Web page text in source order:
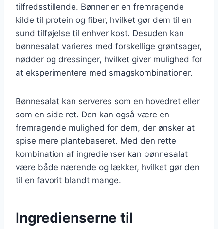
tilfredsstillende. Bønner er en fremragende
kilde til protein og fiber, hvilket gør dem til en
sund tilføjelse til enhver kost. Desuden kan
bønnesalat varieres med forskellige grøntsager,
nødder og dressinger, hvilket giver mulighed for
at eksperimentere med smagskombinationer.
Bønnesalat kan serveres som en hovedret eller
som en side ret. Den kan også være en
fremragende mulighed for dem, der ønsker at
spise mere plantebaseret. Med den rette
kombination af ingredienser kan bønnesalat
være både nærende og lækker, hvilket gør den
til en favorit blandt mange.
Ingredienserne til